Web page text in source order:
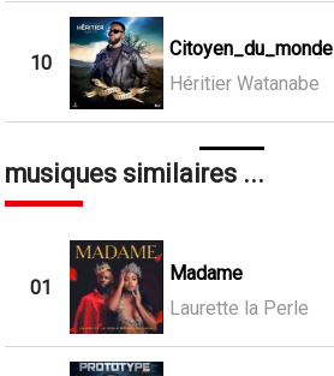
10
Citoyen_du_monde
Héritier Watanabe
musiques similaires ...
01
Madame
Laurette la Perle